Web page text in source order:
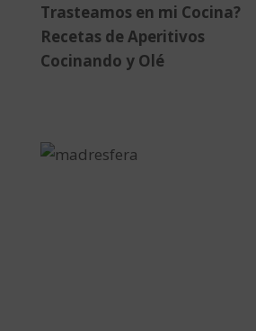
Trasteamos en mi Cocina?
Recetas de Aperitivos
Cocinando y Olé